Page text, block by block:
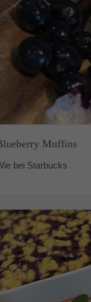
Muffins
bei Starbucks